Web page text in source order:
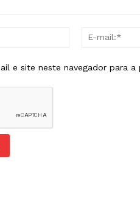
Nome:*
e site neste navegador para